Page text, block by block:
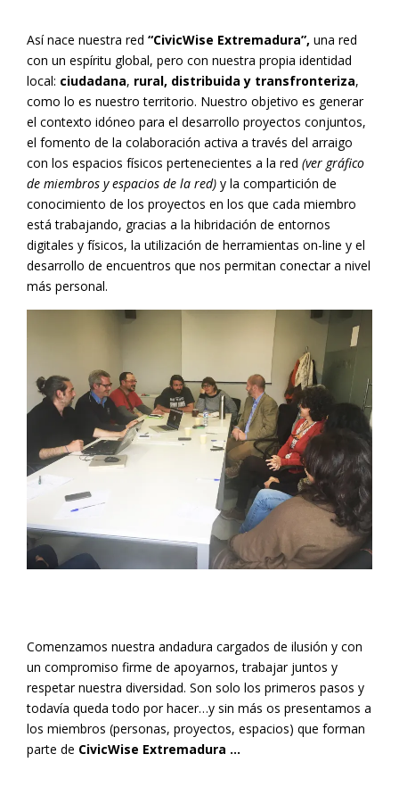
Así nace nuestra red“CivicWise Extremadura”, una red
con un espíritu global, pero con nuestra propia identidad
local: ciudadana, rural, distribuida y transfronteriza,
como lo es nuestro territorio. Nuestro objetivo es generar
el contexto idóneo para el desarrollo proyectos conjuntos,
el fomento de la colaboración activa a través del arraigo
con los espacios físicos pertenecientes a la red(ver gráfico
de miembros y espacios de la red)y la compartición de
conocimiento de los proyectos en los que cada miembro
está trabajando, gracias a la hibridación de entornos
digitales y físicos, la utilización de herramientas on-line y el
desarrollo de encuentros que nos permitan conectar a nivel
más personal.
Comenzamos nuestra andadura cargados de ilusión y con
un compromiso firme de apoyarnos, trabajar juntos y
respetar nuestra diversidad. Son solo los primeros pasos y
todavía queda todo por hacer…y sin más os presentamos a
los miembros (personas, proyectos, espacios) que forman
parte de CivicWise Extremadura …